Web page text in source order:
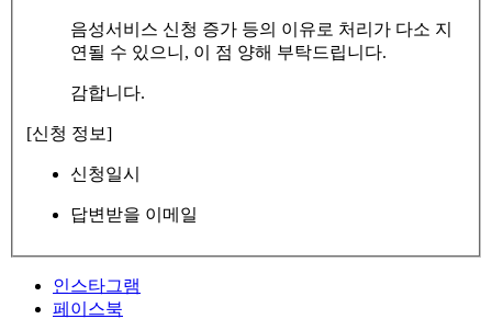
음성서비스 신청 증가 등의 이유로 처리가 다소 지
연될 수 있으니, 이 점 양해 부탁드립니다.
감합니다.
[신청 정보]
신청일시
답변받을 이메일
인스타그램
페이스북